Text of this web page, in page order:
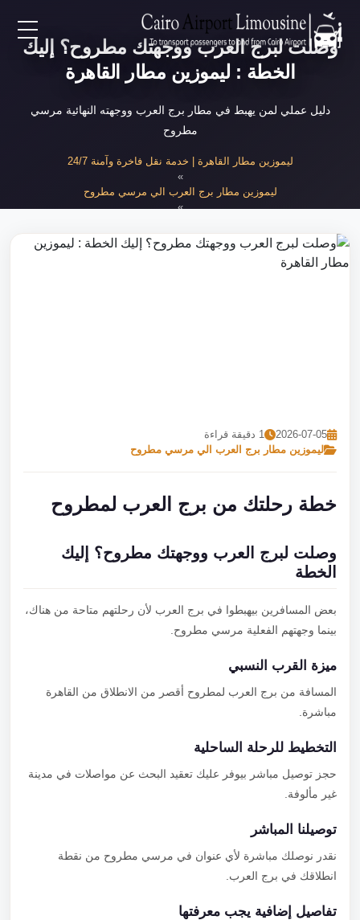
EN
خدمات المطار
نحن
وصلت لبرج العرب ووجهتك مطروح؟ إليك
الخطة : ليموزين مطار القاهرة
دليل عملي لمن يهبط في مطار برج العرب ووجهته النهائية مرسي
مطروح
ليموزين مطار القاهرة | خدمة نقل فاخرة وآمنة 24/7
ليموزين مطار برج العرب الي مرسي مطروح
»
2026-07-05
1 دقيقة قراءة
ليموزين مطار برج العرب الي مرسي مطروح
خطة رحلتك من برج العرب لمطروح
وصلت لبرج العرب ووجهتك مطروح؟ إليك
الخطة
بعض المسافرين بيهبطوا في برج العرب لأن رحلتهم متاحة من هناك،
بينما وجهتهم الفعلية مرسي مطروح.
ميزة القرب النسبي
المسافة من برج العرب لمطروح أقصر من الانطلاق من القاهرة
مباشرة.
التخطيط للرحلة الساحلية
حجز توصيل مباشر بيوفر عليك تعقيد البحث عن مواصلات في مدينة
غير مألوفة.
توصيلنا المباشر
نقدر نوصلك مباشرة لأي عنوان في مرسي مطروح من نقطة
انطلاقك في برج العرب.
تفاصيل إضافية يجب معرفتها